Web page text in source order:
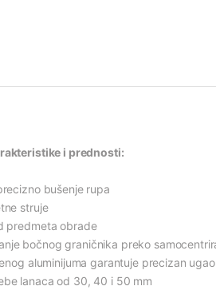
i prednosti:
bušenje rupa
struje
predmeta obrade
bočnog graničnika preko
aluminijuma garantuje precizan
lanaca od 30, 40 i 50 mm